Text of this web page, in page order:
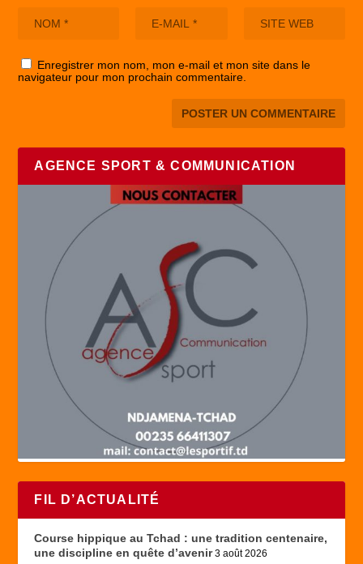
Enregistrer mon nom, mon e-mail et mon site dans le
navigateur pour mon prochain commentaire.
AGENCE SPORT & COMMUNICATION
FIL D’ACTUALITÉ
Course hippique au Tchad : une tradition centenaire,
une discipline en quête d’avenir 3 août 2026